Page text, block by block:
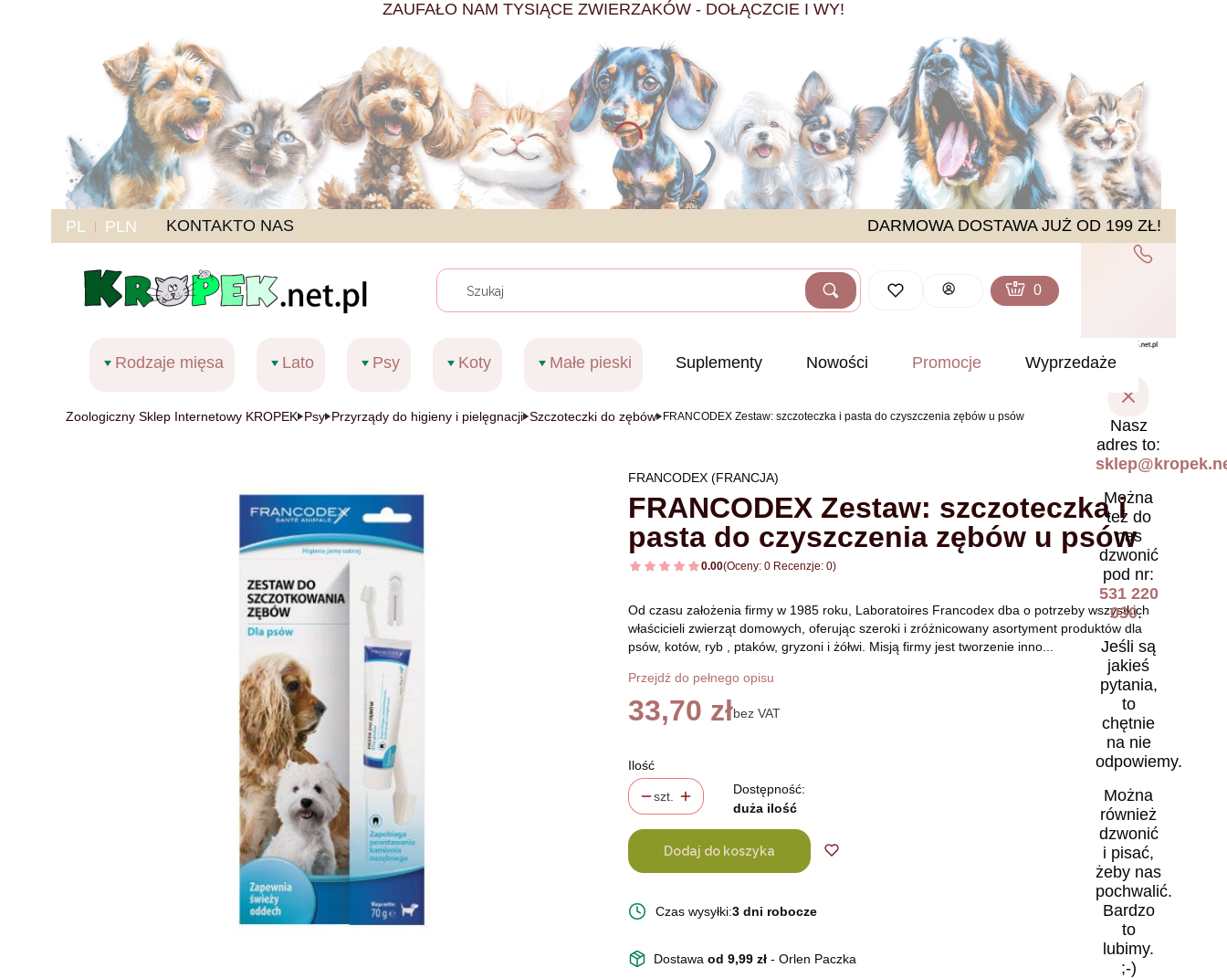
ZAUFAŁO NAM TYSIĄCE ZWIERZAKÓW - DOŁĄCZCIE I WY!
PL PLN KONTAKTO NAS DARMOWA DOSTAWA JUŻ OD 199 ZŁ!
WyczyśćSzukaj Zaloguj się
Produkty w koszyku: 0. Zobacz
Koszyk
Nasz
adres to:
Można
też do
nas
dzwonić
pod nr:
531 220
030.
Jeśli są
jakieś
pytania,
to
chętnie
na nie
odpowiemy.
Można
również
dzwonić
i pisać,
żeby nas
pochwalić.
Bardzo
to
lubimy.
;-)
Rodzaje mięsa Lato Psy Koty Małe pieski Suplementy Nowości Promocje Wyprzedaże
Zoologiczny Sklep Internetowy KROPEK Psy Przyrządy do higieny i pielęgnacji Szczoteczki do zębów FRANCODEX Zestaw: szczoteczka i pasta do czyszczenia zębów u psów
FRANCODEX (FRANCJA)
FRANCODEX Zestaw: szczoteczka i
pasta do czyszczenia zębów u psów
0.00(Oceny: 0 Recenzje: 0)
Od czasu założenia firmy w 1985 roku, Laboratoires Francodex dba o potrzeby wszystkich
właścicieli zwierząt domowych, oferując szeroki i zróżnicowany asortyment produktów dla
psów, kotów, ryb , ptaków, gryzoni i żółwi. Misją firmy jest tworzenie inno...
Przejdź do pełnego opisu
Cena
33,70 złbez VAT
Ilość
szt.
Dostępność:
duża ilość
Dodaj do koszyka
Czas wysyłki:3 dni robocze
Dostawa od 9,99 zł - Orlen Paczka